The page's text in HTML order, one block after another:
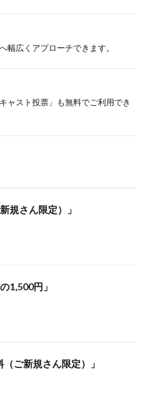
幅広くアプローチできます。
ャスト投票」も無料でご利用でき
規さん限定）」
1,500円」
ご新規さん限定）」